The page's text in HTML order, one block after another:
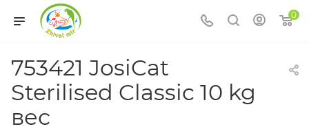
0
753421 JosiCat
Sterilised Classic 10 kg
вес